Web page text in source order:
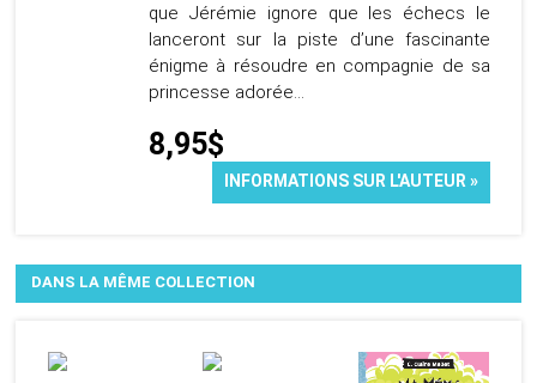
que Jérémie ignore que les échecs le
lanceront sur la piste d’une fascinante
énigme à résoudre en compagnie de sa
princesse adorée…
8,95$
INFORMATIONS SUR L'AUTEUR »
DANS LA MÊME COLLECTION